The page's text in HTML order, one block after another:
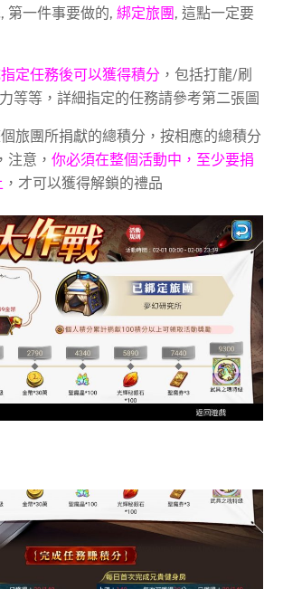
第一件事要做的, 綁定旅團, 這點一定要
定任務後可以獲得積分 ，包括打龍/刷
等等，詳細指定的任務請參考第二張圖
旅團所捐獻的總積分，按相應的總積分
注意， 你必須在整個活動中，至少要捐
，才可以獲得解鎖的禮品